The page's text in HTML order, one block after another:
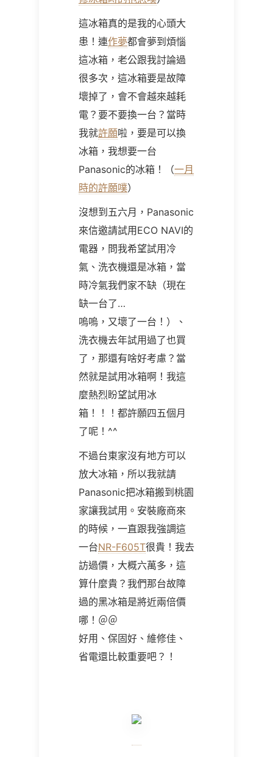
這冰箱真的是我的心頭大
患！連作夢都會夢到煩惱
這冰箱，老公跟我討論過
很多次，這冰箱要是故障
壞掉了，會不會越來越耗
電？要不要換一台？當時
我就許願啦，要是可以換
冰箱，我想要一台
Panasonic的冰箱！（一月
時的許願噗）
沒想到五六月，Panasonic
來信邀請試用ECO NAVI的
電器，問我希望試用冷
氣、洗衣機還是冰箱，當
時冷氣我們家不缺（現在
缺一台了…
嗚嗚，又壞了一台！）、
洗衣機去年試用過了也買
了，那還有啥好考慮？當
然就是試用冰箱啊！我這
麼熱烈盼望試用冰
箱！！！都許願四五個月
了呢！^^
不過台東家沒有地方可以
放大冰箱，所以我就請
Panasonic把冰箱搬到桃園
家讓我試用。安裝廠商來
的時候，一直跟我強調這
一台NR-F605T很貴！我去
訪過價，大概六萬多，這
算什麼貴？我們那台故障
過的黑冰箱是將近兩倍價
哪！＠＠
好用、保固好、維修佳、
省電還比較重要吧？！